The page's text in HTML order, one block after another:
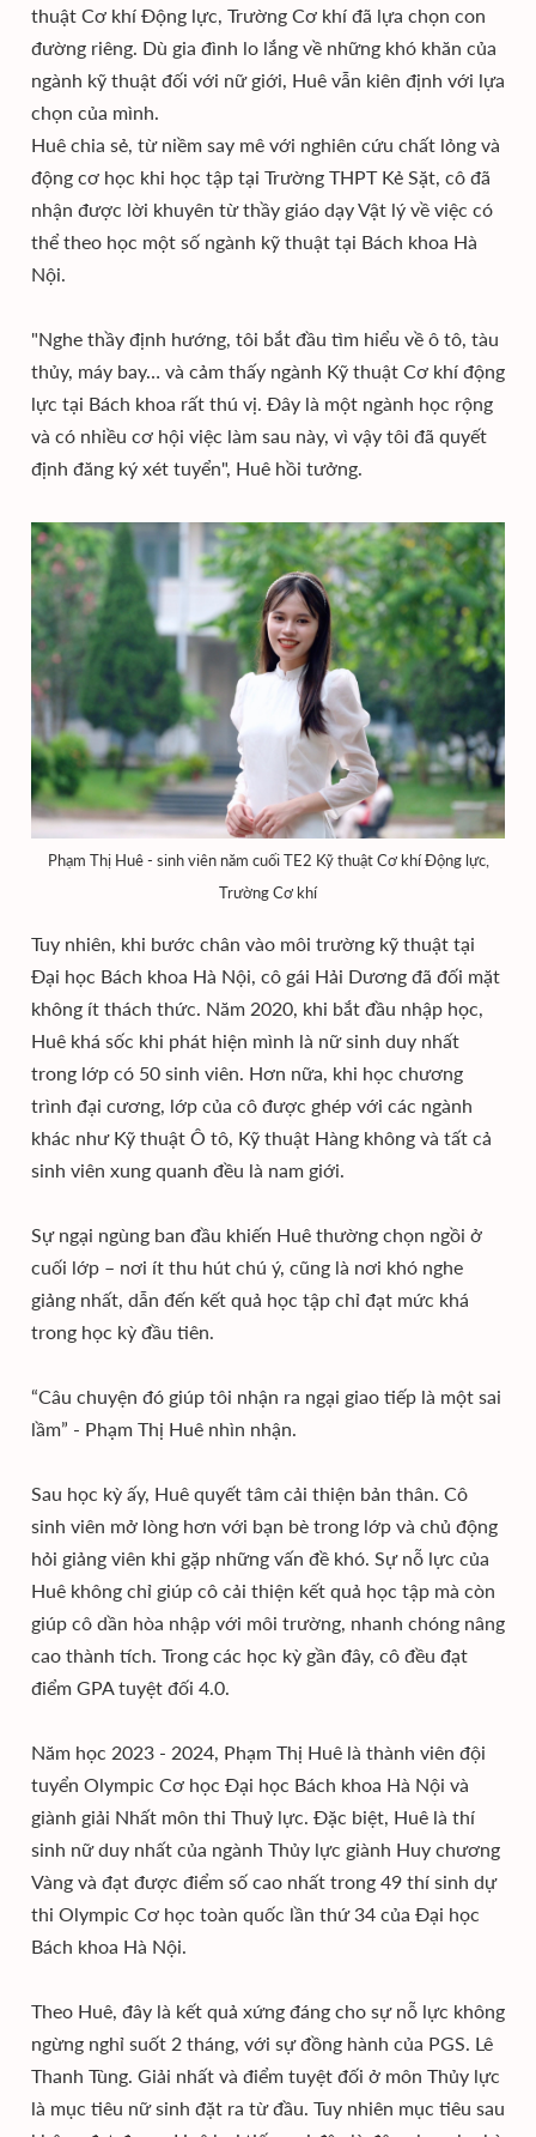
thuật Cơ khí Động lực, Trường Cơ khí đã lựa chọn con
đường riêng. Dù gia đình lo lắng về những khó khăn của
ngành kỹ thuật đối với nữ giới, Huê vẫn kiên định với lựa
chọn của mình.
Huê chia sẻ, từ niềm say mê với nghiên cứu chất lỏng và
động cơ học khi học tập tại Trường THPT Kẻ Sặt, cô đã
nhận được lời khuyên từ thầy giáo dạy Vật lý về việc có
thể theo học một số ngành kỹ thuật tại Bách khoa Hà
Nội.
"Nghe thầy định hướng, tôi bắt đầu tìm hiểu về ô tô, tàu
thủy, máy bay… và cảm thấy ngành Kỹ thuật Cơ khí động
lực tại Bách khoa rất thú vị. Đây là một ngành học rộng
và có nhiều cơ hội việc làm sau này, vì vậy tôi đã quyết
định đăng ký xét tuyển", Huê hồi tưởng.
Phạm Thị Huê - sinh viên năm cuối TE2 Kỹ thuật Cơ khí Động lực,
Trường Cơ khí
Tuy nhiên, khi bước chân vào môi trường kỹ thuật tại
Đại học Bách khoa Hà Nội, cô gái Hải Dương đã đối mặt
không ít thách thức. Năm 2020, khi bắt đầu nhập học,
Huê khá sốc khi phát hiện mình là nữ sinh duy nhất
trong lớp có 50 sinh viên. Hơn nữa, khi học chương
trình đại cương, lớp của cô được ghép với các ngành
khác như Kỹ thuật Ô tô, Kỹ thuật Hàng không và tất cả
sinh viên xung quanh đều là nam giới.
Sự ngại ngùng ban đầu khiến Huê thường chọn ngồi ở
cuối lớp – nơi ít thu hút chú ý, cũng là nơi khó nghe
giảng nhất, dẫn đến kết quả học tập chỉ đạt mức khá
trong học kỳ đầu tiên.
“Câu chuyện đó giúp tôi nhận ra ngại giao tiếp là một sai
lầm” - Phạm Thị Huê nhìn nhận.
Sau học kỳ ấy, Huê quyết tâm cải thiện bản thân. Cô
sinh viên mở lòng hơn với bạn bè trong lớp và chủ động
hỏi giảng viên khi gặp những vấn đề khó. Sự nỗ lực của
Huê không chỉ giúp cô cải thiện kết quả học tập mà còn
giúp cô dần hòa nhập với môi trường, nhanh chóng nâng
cao thành tích. Trong các học kỳ gần đây, cô đều đạt
điểm GPA tuyệt đối 4.0.
Năm học 2023 - 2024, Phạm Thị Huê là thành viên đội
tuyển Olympic Cơ học Đại học Bách khoa Hà Nội và
giành giải Nhất môn thi Thuỷ lực. Đặc biệt, Huê là thí
sinh nữ duy nhất của ngành Thủy lực giành Huy chương
Vàng và đạt được điểm số cao nhất trong 49 thí sinh dự
thi Olympic Cơ học toàn quốc lần thứ 34 của Đại học
Bách khoa Hà Nội.
Theo Huê, đây là kết quả xứng đáng cho sự nỗ lực không
ngừng nghỉ suốt 2 tháng, với sự đồng hành của PGS. Lê
Thanh Tùng. Giải nhất và điểm tuyệt đối ở môn Thủy lực
là mục tiêu nữ sinh đặt ra từ đầu. Tuy nhiên mục tiêu sau